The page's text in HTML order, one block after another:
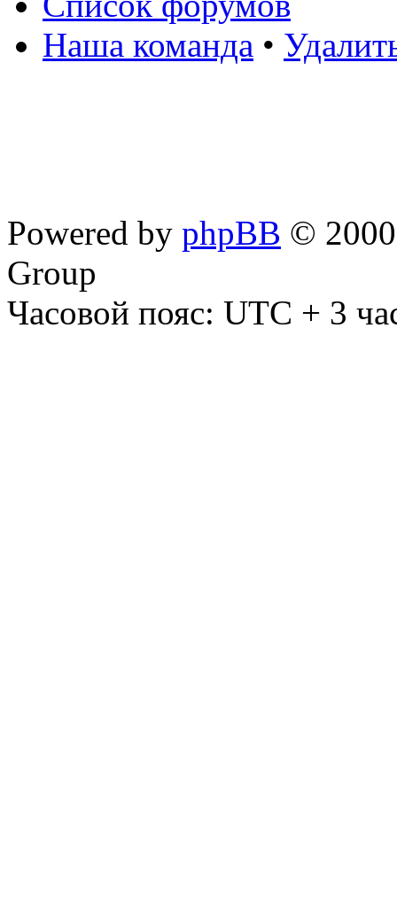
Наша команда •
Powered by phpBB ©
Group
Часовой пояс: UTC + 3